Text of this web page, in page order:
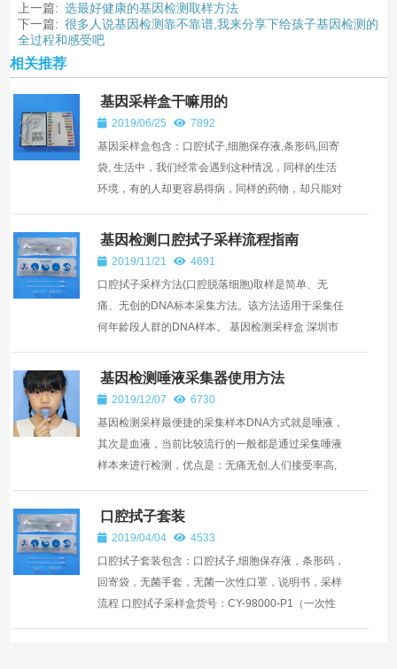
上一篇: 选最好健康的基因检测取样方法
下一篇: 很多人说基因检测靠不靠谱,我来分享下给孩子基因检测的
全过程和感受吧
相关推荐
基因采样盒干嘛用的
2019/06/25
7892
基因采样盒包含：口腔拭子,细胞保存液,条形码,回寄
袋, 生活中，我们经常会遇到这种情况，同样的生活
环境，有的人却更容易得病，同样的药物，却只能对
同...
基因检测口腔拭子采样流程指南
2019/11/21
4691
口腔拭子采样方法(口腔脱落细胞)取样是简单、无
痛、无创的DNA标本采集方法。该方法适用于采集任
何年龄段人群的DNA样本。 基因检测采样盒 深圳市
基因检测唾液采集器使用方法
2019/12/07
6730
基因检测采样最便捷的采集样本DNA方式就是唾液，
其次是血液，当前比较流行的一般都是通过采集唾液
样本来进行检测，优点是：无痛无创,人们接受率高,
用户的接受度...
口腔拭子套装
2019/04/04
4533
口腔拭子套装包含：口腔拭子,细胞保存液，条形码，
回寄袋，无菌手套，无菌一次性口罩，说明书，采样
流程 口腔拭子采样盒货号：CY-98000-P1（一次性